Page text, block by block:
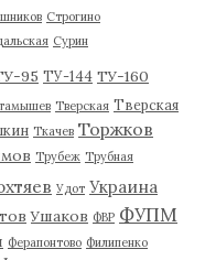
Строгино
Сурин
95 ТУ-144 ТУ-160
Тверская Тверская
Ткачев Торжков
Трубеж Трубная
Удот Украина
Ушаков ФВР ФУПМ
Ферапонтово Филипенко